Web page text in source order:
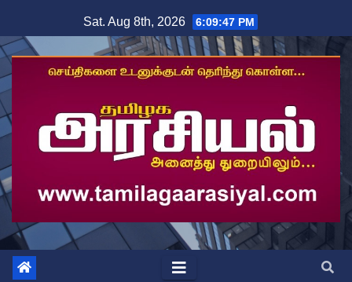
to
content
Sat. Aug 8th, 2026 6:09:47 PM